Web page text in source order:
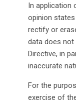
In application
opinion
rectify or
data does
Directive, in
inaccurate
For the
exercise of